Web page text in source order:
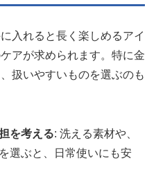
入れると長く楽しめるアイ
アが求められます。特に金
扱いやすいものを選ぶのも
を考える: 洗える素材や、
選ぶと、日常使いにも安